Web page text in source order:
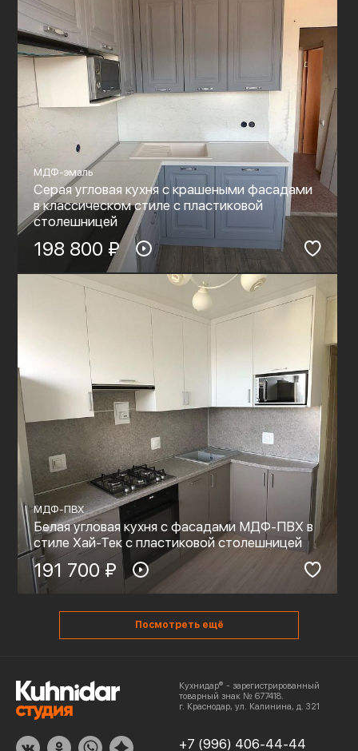
МДФ-эмаль
Серая угловая кухня с крашеными фасадами
в классическом стиле с пластиковой
столешницей
198 800 ₽
МДФ-ПВХ
Белая угловая кухня с фасадами МДФ-ПВХ в
стиле Хай-Тек с пластиковой столешницей
191 700 ₽
Посмотреть ещё
Кухнидар® - зарегистрированный
товарный знак № 677418.
г. Краснодар, ул. Калинина, д. 321
+7 (996) 406-44-44